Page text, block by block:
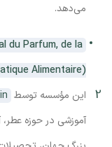
می‌دهد.
du Parfum, de la
Alimentaire)
این مؤسسه توسط
آموزشی در حوزه